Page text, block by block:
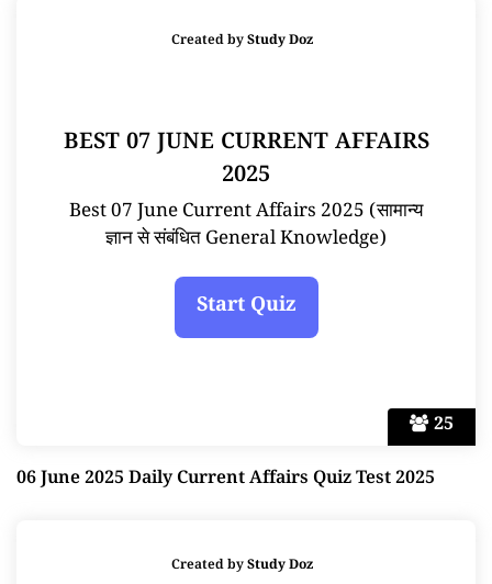
25
Created byStudy Doz
BEST 07 JUNE CURRENT AFFAIRS
2025
Best 07 June Current Affairs 2025 (सामान्य
ज्ञान से संबंधित General Knowledge)
06 June 2025 Daily Current Affairs Quiz Test 2025
Created byStudy Doz